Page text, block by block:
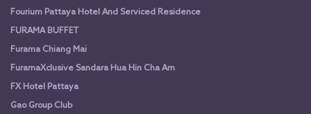
Fourium Pattaya Hotel And Serviced Residence
FURAMA BUFFET
Furama Chiang Mai
FuramaXclusive Sandara Hua Hin Cha Am
FX Hotel Pattaya
Gao Group Club